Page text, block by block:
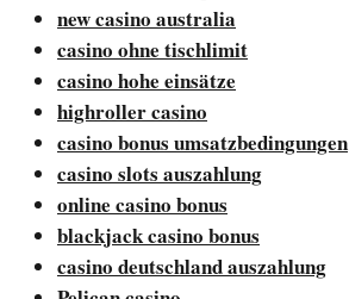
new casino australia
casino ohne tischlimit
casino hohe einsätze
highroller casino
casino bonus umsatzbedingungen
casino slots auszahlung
online casino bonus
blackjack casino bonus
casino deutschland auszahlung